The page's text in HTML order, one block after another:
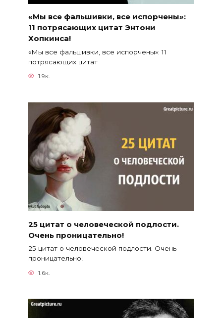
«Мы все фальшивки, все испорчены»:
11 потрясающих цитат Энтони
Хопкинса!
«Мы все фальшивки, все испорчены»: 11
потрясающих цитат
1.9к.
25 цитат о человеческой подлости.
Очень проницательно!
25 цитат о человеческой подлости. Очень
проницательно!
1.6к.